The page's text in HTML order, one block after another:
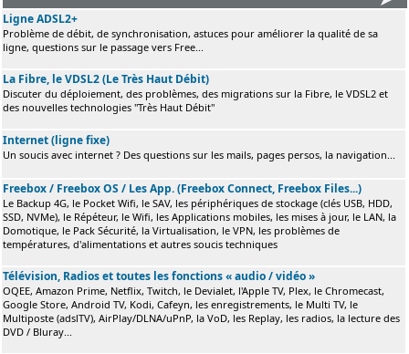
Ligne ADSL2+
Problème de débit, de synchronisation, astuces pour améliorer la qualité de sa
ligne, questions sur le passage vers Free...
La Fibre, le VDSL2 (Le Très Haut Débit)
Discuter du déploiement, des problèmes, des migrations sur la Fibre, le VDSL2 et
des nouvelles technologies "Très Haut Débit"
Internet (ligne fixe)
Un soucis avec internet ? Des questions sur les mails, pages persos, la navigation...
Freebox / Freebox OS / Les App. (Freebox Connect, Freebox Files...)
Le Backup 4G, le Pocket Wifi, le SAV, les périphériques de stockage (clés USB, HDD,
SSD, NVMe), le Répéteur, le Wifi, les Applications mobiles, les mises à jour, le LAN, la
Domotique, le Pack Sécurité, la Virtualisation, le VPN, les problèmes de
températures, d'alimentations et autres soucis techniques
Télévision, Radios et toutes les fonctions « audio / vidéo »
OQEE, Amazon Prime, Netflix, Twitch, le Devialet, l'Apple TV, Plex, le Chromecast,
Google Store, Android TV, Kodi, Cafeyn, les enregistrements, le Multi TV, le
Multiposte (adslTV), AirPlay/DLNA/uPnP, la VoD, les Replay, les radios, la lecture des
DVD / Bluray...